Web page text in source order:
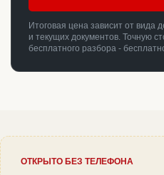
Итоговая цена зависит от вида
и текущих документов. Точную
бесплатного разбора -
ОТКРЫТО БЕЗ ТЕЛЕФОНА